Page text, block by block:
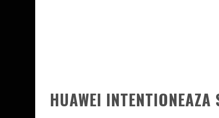
HUAWEI